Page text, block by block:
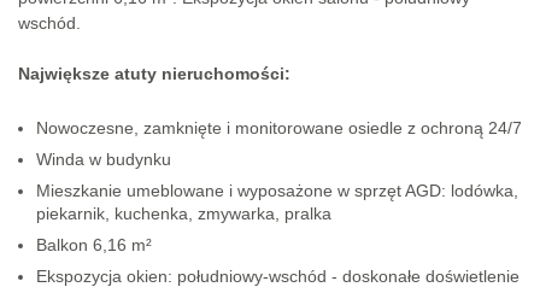
wschód.
Największe atuty nieruchomości:
Nowoczesne, zamknięte i monitorowane osiedle z ochroną 24/7
Winda w budynku
Mieszkanie umeblowane i wyposażone w sprzęt AGD: lodówka,
piekarnik, kuchenka, zmywarka, pralka
Balkon 6,16 m²
Ekspozycja okien: południowy-wschód - doskonałe doświetlenie